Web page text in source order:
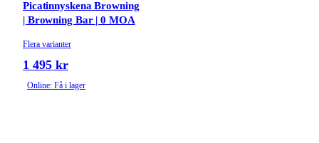
Picatinnyskena Browning
| Browning Bar | 0 MOA
Flera varianter
1 495 kr
Online: Få i lager